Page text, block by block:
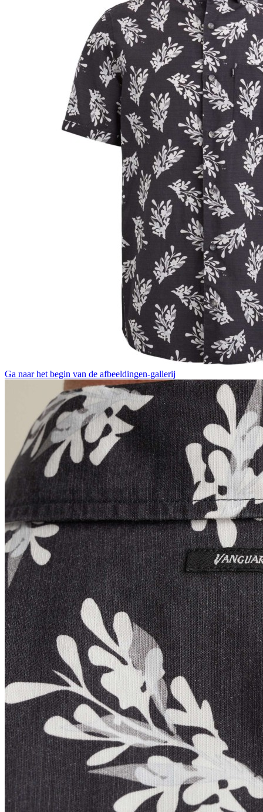
Ga naar het begin van de afbeeldingen-gallerij